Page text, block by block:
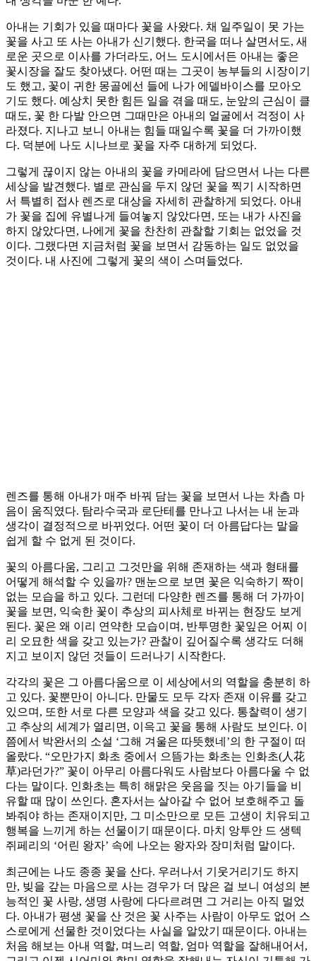
아내는 기회가 있을 때마다 꽃을 사왔다. 채 일주일이 못 가는
꽃을 사고 또 사는 아내가 신기했다. 한국을 떠나 살면서도, 새
로운 곳으로 이사를 가더라도, 어느 도시에서든 아내는 좋은
꽃시장을 잘도 찾아냈다. 어떤 때는 그곳이 농부들의 시장이기
도 했고, 꽃이 귀한 몽골에선 들에 나가 에델바이스를 모아오
기도 했다. 예상치 못한 힘든 일을 겪을 때도, 눈앞의 근심이 클
때도, 꽃 한 다발 안으면 그때만은 아내의 얼굴에서 걱정이 사
라졌다. 지나고 보니 아내는 힘들 때일수록 꽃을 더 가까이했
다. 덕분에 나도 시나브로 꽃을 자주 대하게 되었다.
그렇게 끊이지 않는 아내의 꽃을 카메라에 담으면서 나는 다른
세상을 발견했다. 별로 관심을 두지 않던 꽃을 찍기 시작하면
서 특별히 접사 렌즈로 대상을 자세히 관찰하게 되었다. 아내
가 꽃을 집에 유별나게 들여놓지 않았다면, 또는 내가 사진을
하지 않았다면, 나에게 꽃을 찬찬히 관찰할 기회는 없었을 것
이다. 그랬다면 지금처럼 꽃을 보면서 감동하는 일도 없었을
것이다. 내 사진에 그렇게 꽃의 색이 스며들었다.
렌즈를 통해 아내가 매주 바꿔 담는 꽃을 보면서 나는 차츰 마
음이 움직였다. 탐라수국과 로단테를 만나고 나서는 내 눈과
생각이 결정적으로 바뀌었다. 어떤 꽃이 더 아름답다는 말을
쉽게 할 수 없게 된 것이다.
꽃의 아름다움, 그리고 그것만을 위해 존재하는 색과 형태를
어떻게 해석할 수 있을까? 맨눈으로 보면 꽃은 익숙하기 짝이
없는 모습을 하고 있다. 그런데 다양한 렌즈를 통해 더 가까이
꽃을 보면, 익숙한 꽃이 추상의 피사체로 바뀌는 현장도 보게
된다. 꽃은 왜 이리 연약한 모습이며, 반투명한 꽃잎은 어찌 이
리 오묘한 색을 갖고 있는가? 관찰이 깊어질수록 생각도 더해
지고 보이지 않던 것들이 드러나기 시작한다.
각각의 꽃은 그 아름다움으로 이 세상에서의 역할을 충분히 하
고 있다. 꽃뿐만이 아니다. 만물도 모두 각자 존재 이유를 갖고
있으며, 또한 서로 다른 모양과 색을 갖고 있다. 통찰력이 생기
고 추상의 세계가 열리면, 이윽고 꽃을 통해 사람도 보인다. 이
쯤에서 박완서의 소설 ‘그해 겨울은 따뜻했네’의 한 구절이 떠
올랐다. “오만가지 화초 중에서 으뜸가는 화초는 인화초(人花
草)라던가?” 꽃이 아무리 아름다워도 사람보다 아름다울 수 없
다는 말이다. 인화초는 특히 해맑은 웃음을 짓는 아기들을 비
유할 때 많이 쓰인다. 혼자서는 살아갈 수 없어 보호해주고 돌
봐줘야 하는 존재이지만, 그 미소만으로 모든 고생이 치유되고
행복을 느끼게 하는 선물이기 때문이다. 마치 앙투안 드 생텍
쥐페리의 ‘어린 왕자’ 속에 나오는 왕자와 장미처럼 말이다.
최근에는 나도 종종 꽃을 산다. 우러나서 기웃거리기도 하지
만, 빚을 갚는 마음으로 사는 경우가 더 많은 걸 보니 여성의 본
능적인 꽃 사랑, 생명 사랑에 다다르려면 그 거리는 아직 멀었
다. 아내가 평생 꽃을 산 것은 꽃 사주는 사람이 아무도 없어 스
스로에게 선물한 것이었다는 사실을 알았기 때문이다. 아내는
처음 해보는 아내 역할, 며느리 역할, 엄마 역할을 잘해내어서,